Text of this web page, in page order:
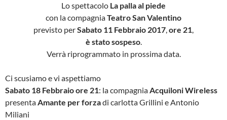
Lo spettacolo La palla al piede
con la compagniaTeatro San Valentino
previsto perSabato 11 Febbraio 2017,ore 21,
è stato sospeso.
Verrà riprogrammato in prossima data.
Ci scusiamo e vi aspettiamo
Sabato 18 Febbraio ore 21: la compagniaAcquiloni Wireless
presentaAmante per forzadi carlotta Grillini e Antonio
Miliani